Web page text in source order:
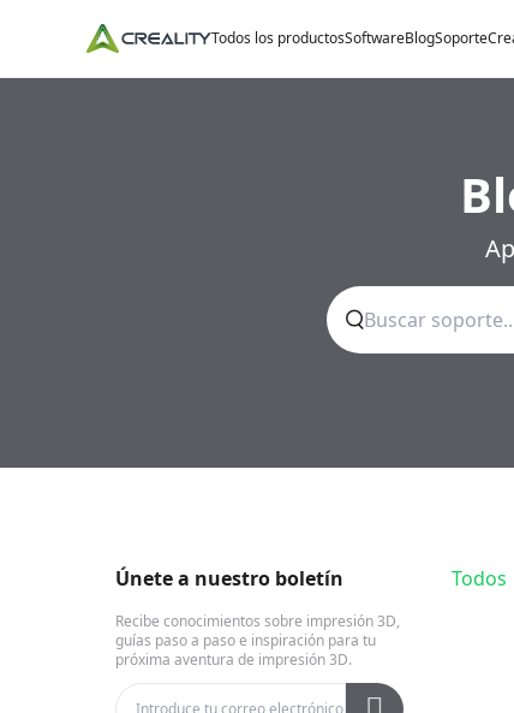
Todos los productosSoftwareBlogSoporte
Únete a nuestro boletín
Recibe conocimientos sobre impresión 3D,
guías paso a paso e inspiración para tu
próxima aventura de impresión 3D.
Todos